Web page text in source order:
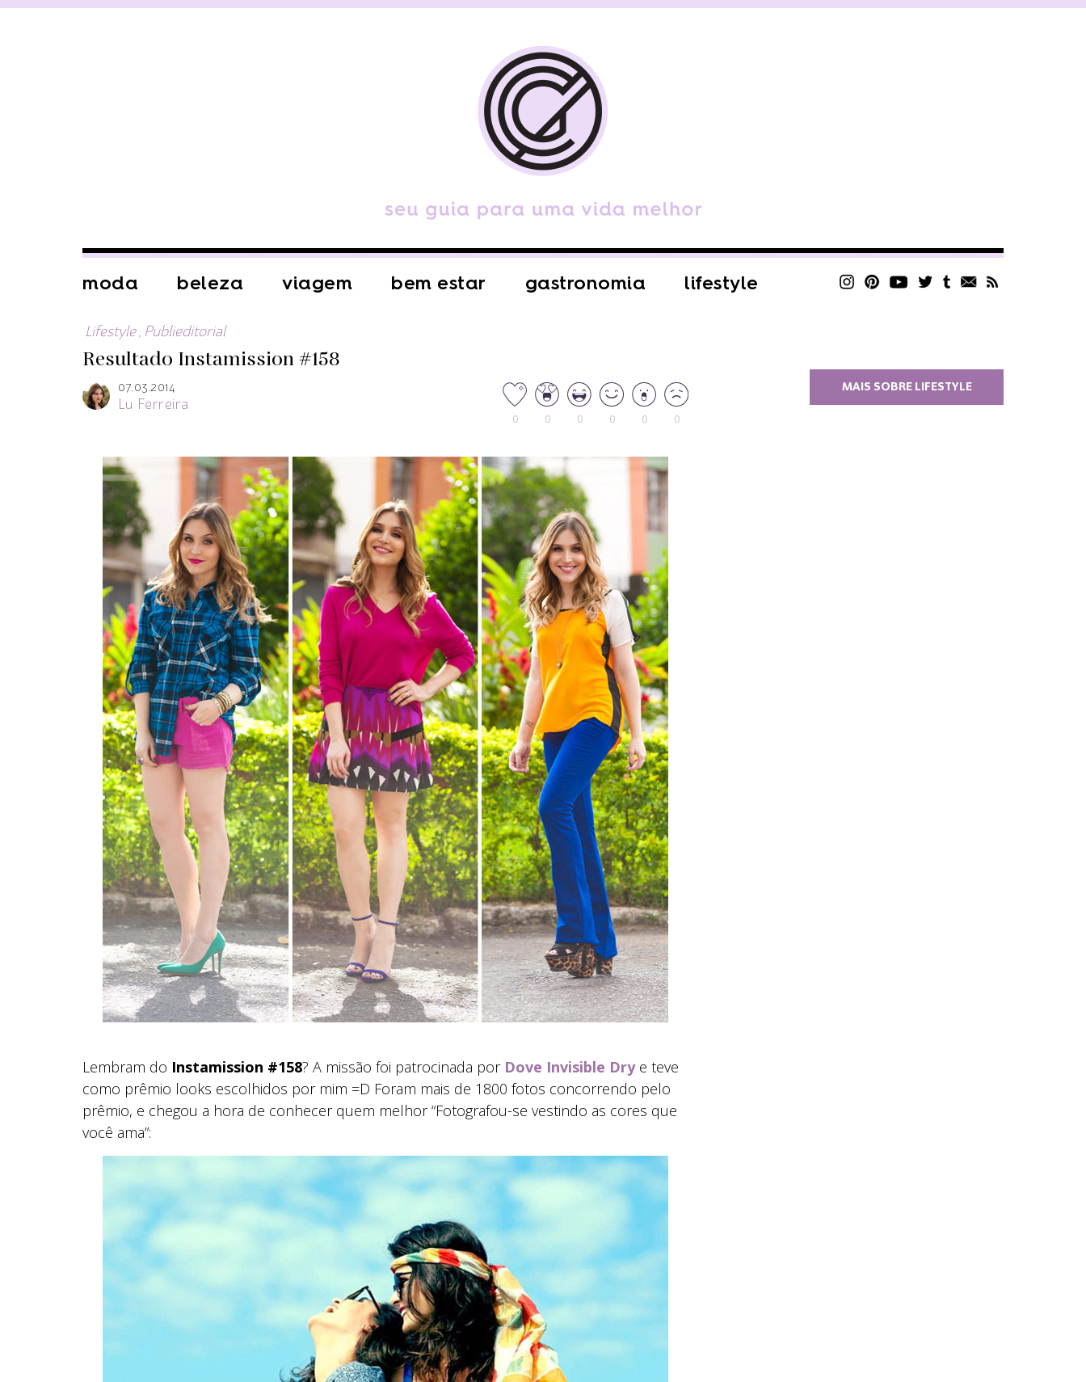
moda beleza viagem bem estar gastronomia lifestyle
Lifestyle , Publieditorial
Resultado Instamission #158
07.03.2014
Lu Ferreira
0 0 0 0 0 0
Lembram do Instamission #158? A missão foi patrocinada por Dove Invisible Drye teve
como prêmio looks escolhidos por mim =D Foram mais de 1800 fotos concorrendo pelo
prêmio, e chegou a hora de conhecer quem melhor “Fotografou-se vestindo as cores que
você ama”:
MAIS SOBRE LIFESTYLE